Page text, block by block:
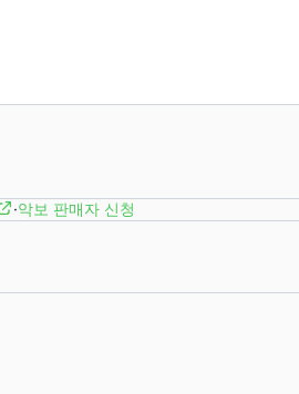
·악보 판매자 신청